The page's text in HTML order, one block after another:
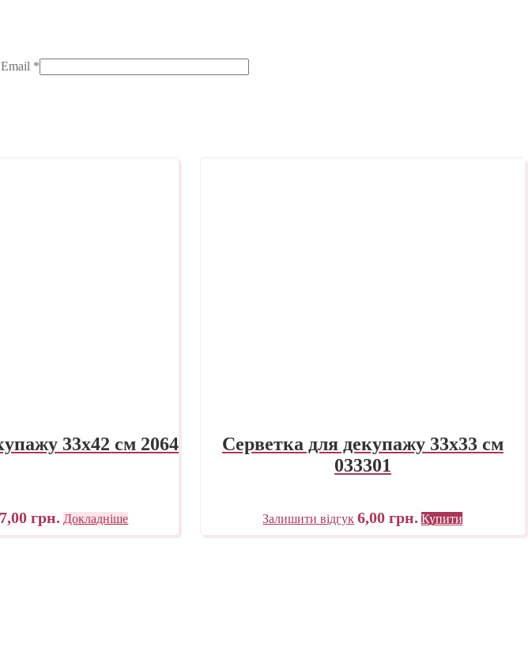
Email *
33х42 см 2064
7,00грн. Докладніше
Серветка для декупажу 33х33 см
033301
Залишити відгук 6,00грн. Купити